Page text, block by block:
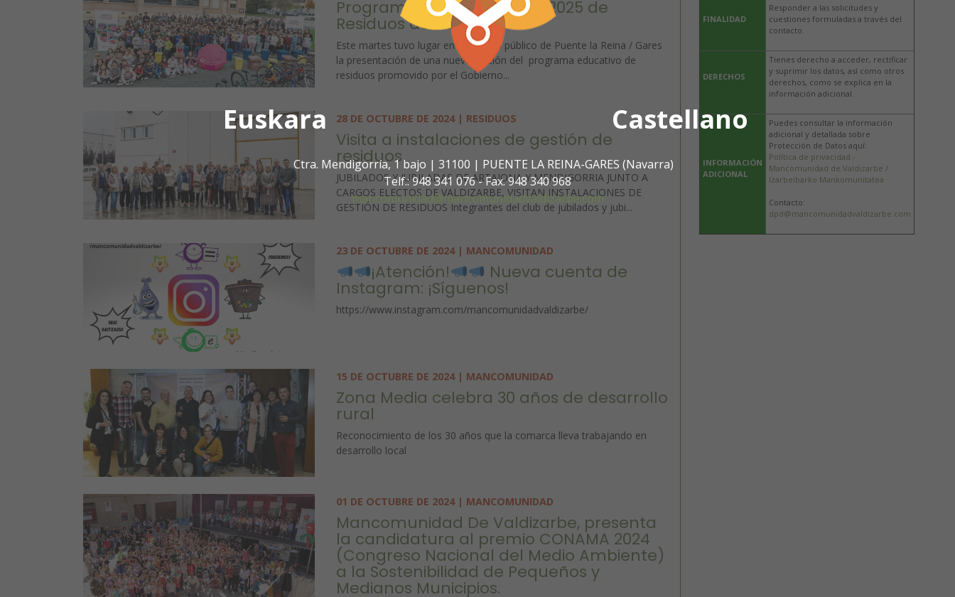
Euskara Castellano
Ctra. Mendigorría, 1 bajo | 31100 | PUENTE LA REINA-GARES (Navarra)
Telf.: 948 341 076 - Fax. 948 340 968
mancomunidad@mancomunidadvaldizarbe.com
Programa educativo 2024/2025 de
Residuos de Navarra
Este martes tuvo lugar en el colegio público de Puente la Reina / Gares
la presentación de una nueva edición del programa educativo de
residuos promovido por el Gobierno...
28 DE OCTUBRE DE 2024 | RESIDUOS
Visita a instalaciones de gestión de
residuos
JUBILADOS Y JUBILADAS DE ARTAJONA Y MENDIGORRIA JUNTO A
CARGOS ELECTOS DE VALDIZARBE, VISITAN INSTALACIONES DE
GESTIÓN DE RESIDUOS Integrantes del club de jubilados y jubi...
23 DE OCTUBRE DE 2024 | MANCOMUNIDAD
¡Atención! Nueva cuenta de
Instagram: ¡Síguenos!
https://www.instagram.com/mancomunidadvaldizarbe/
15 DE OCTUBRE DE 2024 | MANCOMUNIDAD
Zona Media celebra 30 años de desarrollo
rural
Reconocimiento de los 30 años que la comarca lleva trabajando en
desarrollo local
01 DE OCTUBRE DE 2024 | MANCOMUNIDAD
Mancomunidad De Valdizarbe, presenta
la candidatura al premio CONAMA 2024
(Congreso Nacional del Medio Ambiente)
a la Sostenibilidad de Pequeños y
Medianos Municipios.
FINALIDAD
Responder a las solicitudes y
cuestiones formuladas a través del
contacto.
DERECHOS
Tienes derecho a acceder, rectificar
y suprimir los datos, así como otros
derechos, como se explica en la
información adicional.
INFORMACIÓN
ADICIONAL
Puedes consultar la información
adicional y detallada sobre
Protección de Datos aquí:
Política de privacidad -
Mancomunidad de Valdizarbe /
Izarbeibarko Mankomunitatea
Contacto:
dpd@mancomunidadvaldizarbe.com